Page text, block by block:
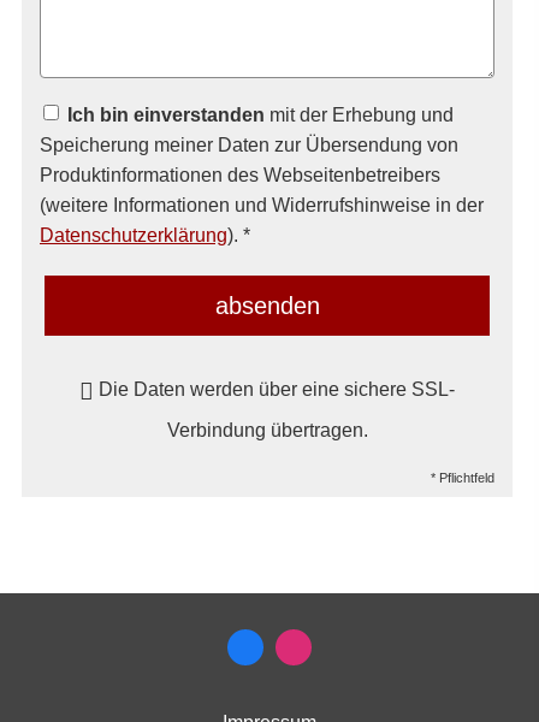
Ich bin einverstanden mit der Erhebung und
Speicherung meiner Daten zur Übersendung von
Produktinformationen des Webseitenbetreibers
(weitere Informationen und Widerrufshinweise in der
Datenschutzerklärung). *
absenden
Die Daten werden über eine sichere SSL-
Verbindung übertragen.
* Pflichtfeld